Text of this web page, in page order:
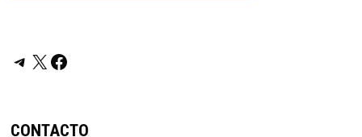
Telegram
X Facebook
CONTACTO